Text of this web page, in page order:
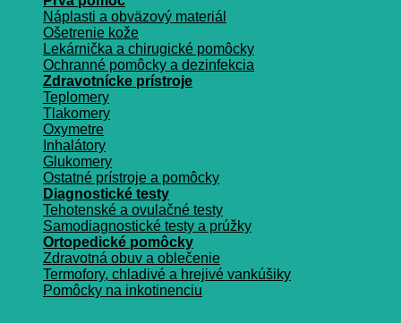
Náplasti a obväzový materiál
Ošetrenie kože
Lekárnička a chirugické pomôcky
Ochranné pomôcky a dezinfekcia
Zdravotnícke prístroje
Teplomery
Tlakomery
Oxymetre
Inhalátory
Glukomery
Ostatné prístroje a pomôcky
Diagnostické testy
Tehotenské a ovulačné testy
Samodiagnostické testy a prúžky
Ortopedické pomôcky
Zdravotná obuv a oblečenie
Termofory, chladivé a hrejivé vankúšiky
Pomôcky na inkotinenciu